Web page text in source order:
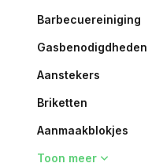
Barbecuereiniging
Gasbenodigdheden
Aanstekers
Briketten
Aanmaakblokjes
Toon meer